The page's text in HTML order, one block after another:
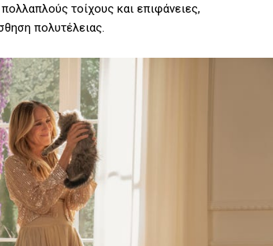
τοίχους και επιφάνειες,
πολυτέλειας.